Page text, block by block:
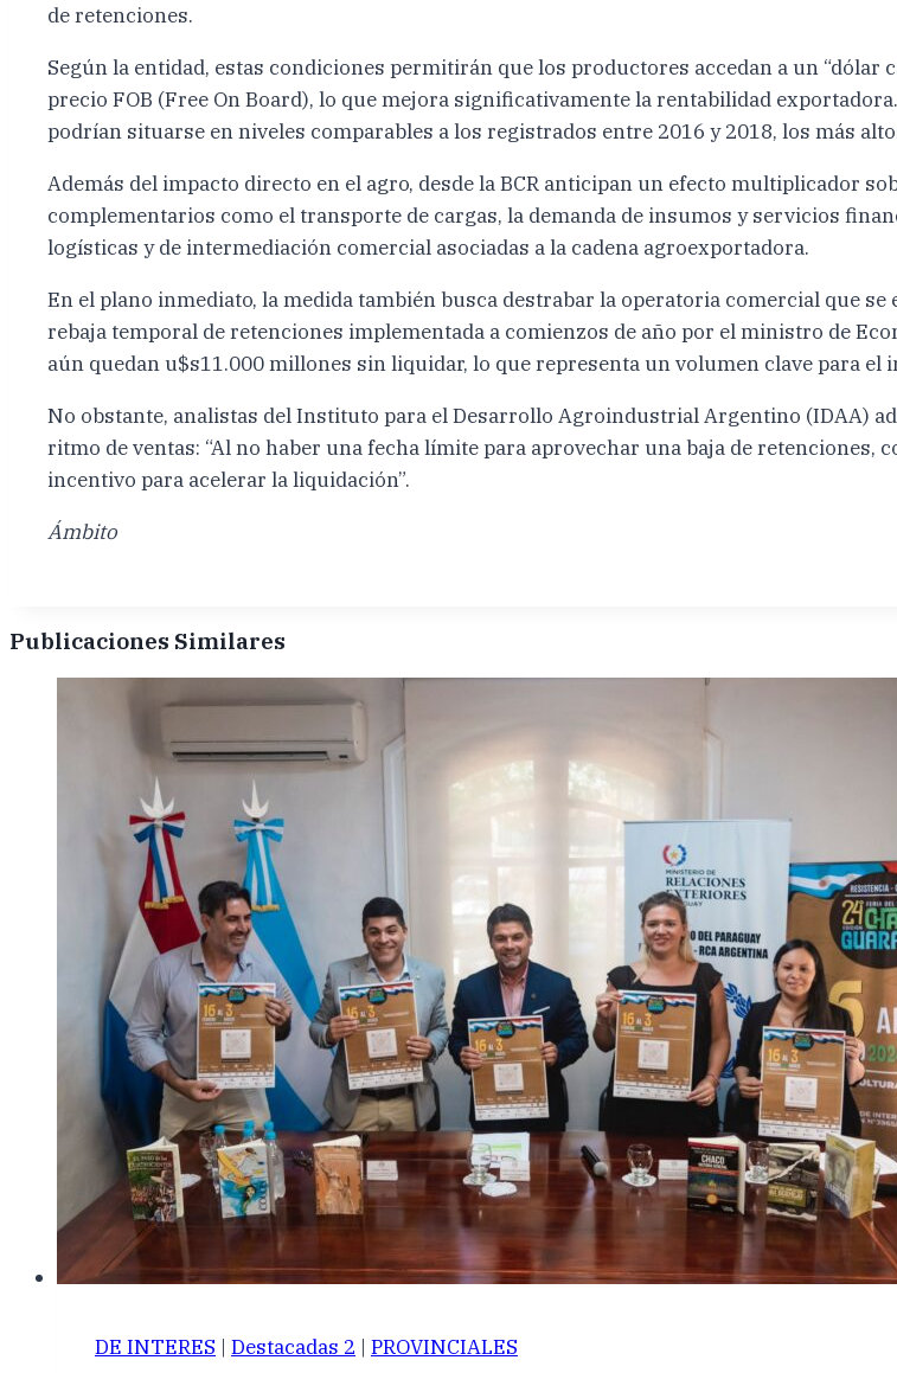
de retenciones.
Según la entidad, estas condiciones permitirán que los productores accedan a un “dólar
precio FOB (Free On Board), lo que mejora significativamente la rentabilidad
podrían situarse en niveles comparables a los registrados entre 2016 y 2018, los más
Además del impacto directo en el agro, desde la BCR anticipan un efecto multiplicador
complementarios como el transporte de cargas, la demanda de insumos y servicios
logísticas y de intermediación comercial asociadas a la cadena agroexportadora.
En el plano inmediato, la medida también busca destrabar la operatoria comercial que
rebaja temporal de retenciones implementada a comienzos de año por el ministro de
aún quedan u$s11.000 millones sin liquidar, lo que representa un volumen clave para el
No obstante, analistas del Instituto para el Desarrollo Agroindustrial Argentino (IDAA)
ritmo de ventas: “Al no haber una fecha límite para aprovechar una baja de retenciones,
incentivo para acelerar la liquidación”.
Ámbito
Publicaciones Similares
DE INTERES | Destacadas 2 | PROVINCIALES